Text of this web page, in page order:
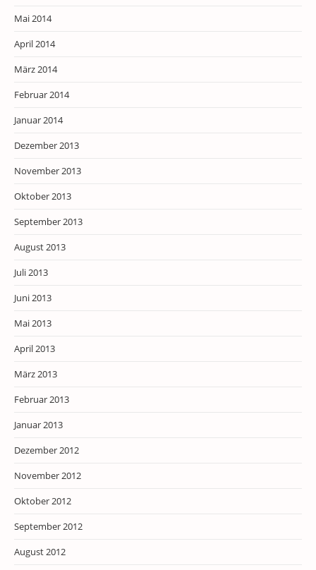
Mai 2014
April 2014
März 2014
Februar 2014
Januar 2014
Dezember 2013
November 2013
Oktober 2013
September 2013
August 2013
Juli 2013
Juni 2013
Mai 2013
April 2013
März 2013
Februar 2013
Januar 2013
Dezember 2012
November 2012
Oktober 2012
September 2012
August 2012